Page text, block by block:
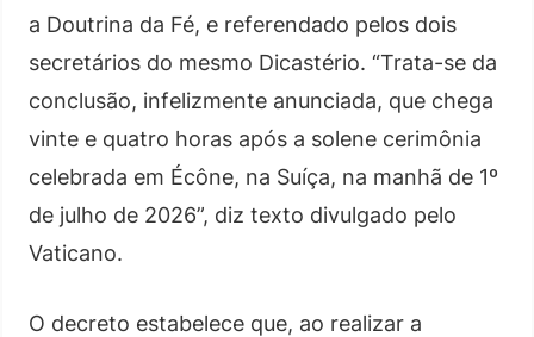
a Doutrina da Fé, e referendado pelos dois
secretários do mesmo Dicastério. “Trata-se da
conclusão, infelizmente anunciada, que chega
vinte e quatro horas após a solene cerimônia
celebrada em Écône, na Suíça, na manhã de 1º
de julho de 2026”, diz texto divulgado pelo
Vaticano.
O decreto estabelece que, ao realizar a